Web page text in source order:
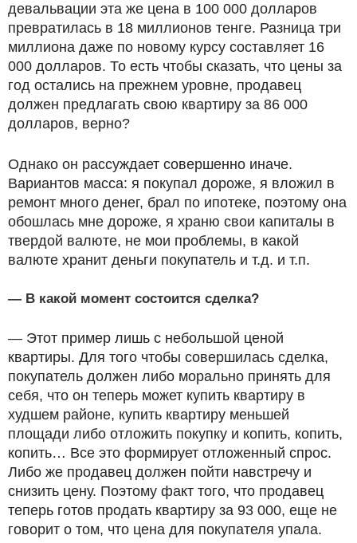
девальвации эта же цена в 100 000 долларов
превратилась в 18 миллионов тенге. Разница три
миллиона даже по новому курсу составляет 16
000 долларов. То есть чтобы сказать, что цены за
год остались на прежнем уровне, продавец
должен предлагать свою квартиру за 86 000
долларов, верно?
Однако он рассуждает совершенно иначе.
Вариантов масса: я покупал дороже, я вложил в
ремонт много денег, брал по ипотеке, поэтому она
обошлась мне дороже, я храню свои капиталы в
твердой валюте, не мои проблемы, в какой
валюте хранит деньги покупатель и т.д. и т.п.
— В какой момент состоится сделка?
— Этот пример лишь с небольшой ценой
квартиры. Для того чтобы совершилась сделка,
покупатель должен либо морально принять для
себя, что он теперь может купить квартиру в
худшем районе, купить квартиру меньшей
площади либо отложить покупку и копить, копить,
копить… Все это формирует отложенный спрос.
Либо же продавец должен пойти навстречу и
снизить цену. Поэтому факт того, что продавец
теперь готов продать квартиру за 93 000, еще не
говорит о том, что цена для покупателя упала.